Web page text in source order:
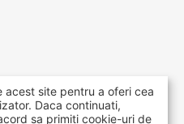
acest site pentru a oferi cea
Daca continuati,
sa primiti cookie-uri de